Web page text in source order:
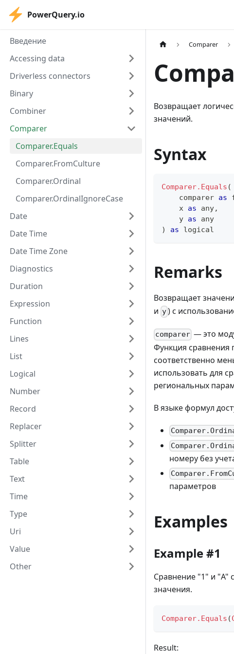
PowerQuery.io
Введение
Accessing data
Driverless connectors
Binary
Combiner
Comparer
Comparer.Equals
Comparer.FromCulture
Comparer.Ordinal
Comparer.OrdinalIgnoreCase
Date
Date Time
Date Time Zone
Diagnostics
Duration
Expression
Function
Lines
List
Logical
Number
Record
Replacer
Splitter
Table
Text
Time
Type
Uri
Value
Other
Comparer
Возвращает
значений.
Syntax
Comparer.Equals (
    comparer
as
    x
as any,
    y
as
any
)
as logical
Remarks
Возвращает
и y) с
comparer — это
Функция сравнения
соответственно
использовать для
региональных
В языке формул
номеру без
параметров
Examples
Example #1
Сравнение "1" и "A"
значения.
Comparer.Equals (
Result: